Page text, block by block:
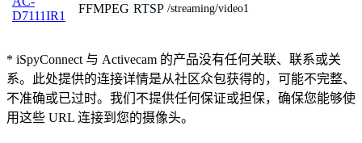
D7111IR1
FFMPEG RTSP /streaming/video1
* iSpyConnect 与 Activecam 的产品没有任何关联、联系或关
系。此处提供的连接详情是从社区众包获得的，可能不完整、
不准确或已过时。我们不提供任何保证或担保，确保您能够使
用这些 URL 连接到您的摄像头。